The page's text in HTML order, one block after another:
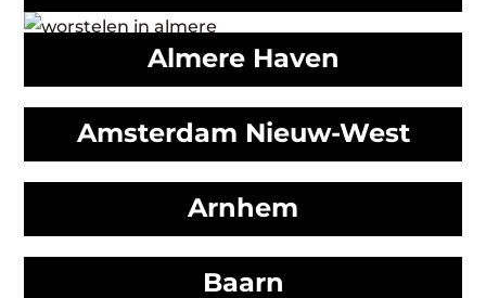
Almere Haven
Amsterdam Nieuw-West
Arnhem
Baarn